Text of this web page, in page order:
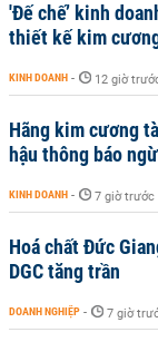
'Đế chế’ kinh
thiết kế kim
KINH DOANH - 12 giờ
Hãng kim cương
hậu thông báo
KINH DOANH - 7 giờ trước
Hoá chất Đức
DGC tăng trần
DOANH NGHIỆP - 7 giờ